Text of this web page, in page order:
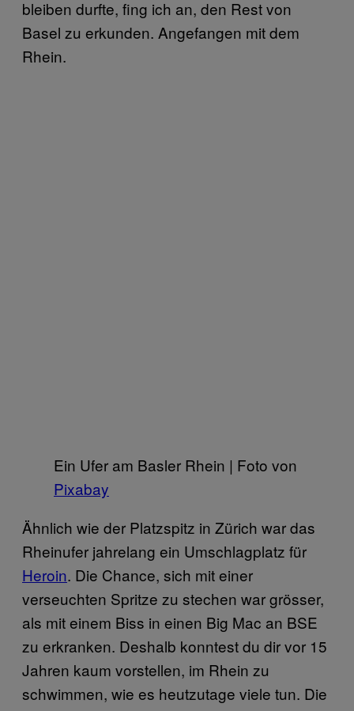
bleiben durfte, fing ich an, den Rest von
Basel zu erkunden. Angefangen mit dem
Rhein.
Ein Ufer am Basler Rhein | Foto von
Pixabay
Ähnlich wie der Platzspitz in Zürich war das
Rheinufer jahrelang ein Umschlagplatz für
Heroin. Die Chance, sich mit einer
verseuchten Spritze zu stechen war grösser,
als mit einem Biss in einen Big Mac an BSE
zu erkranken. Deshalb konntest du dir vor 15
Jahren kaum vorstellen, im Rhein zu
schwimmen, wie es heutzutage viele tun. Die